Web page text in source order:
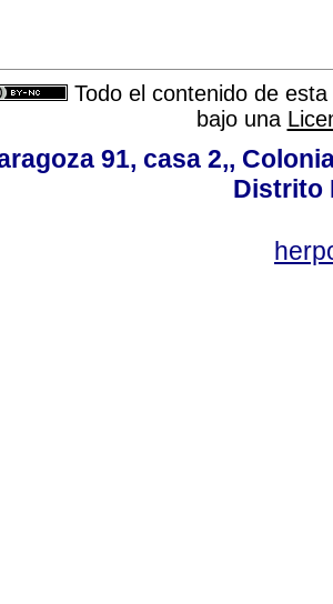
Todo el contenido de
bajo una
91, casa 2,,
Distrito